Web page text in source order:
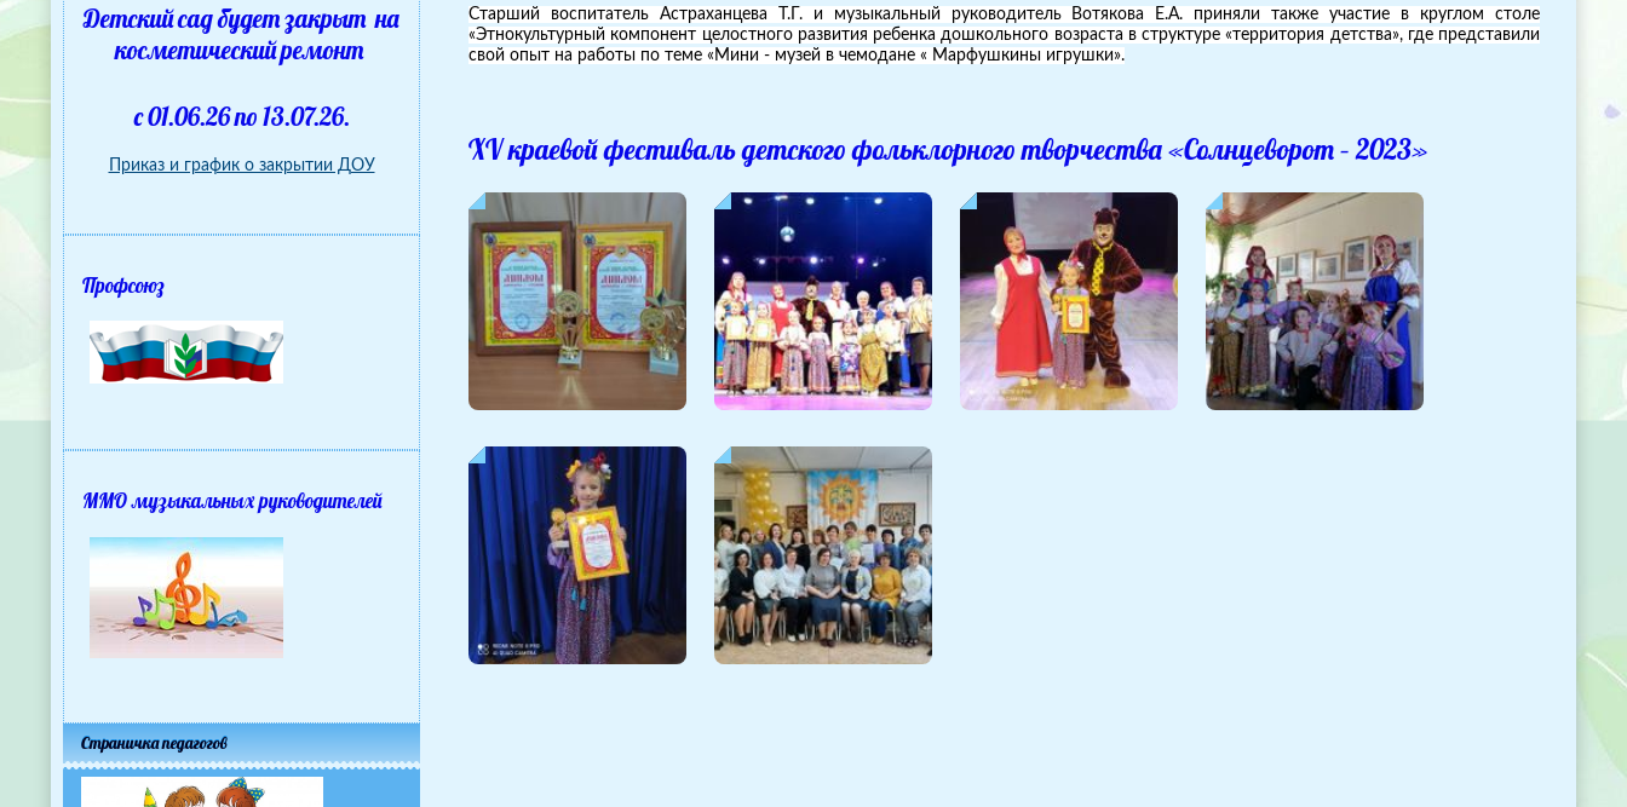
Детский сад будет закрыт на
косметический ремонт
с 01.06.26 по 13.07.26.
Приказ и график о закрытии ДОУ
Профсоюз
ММО музыкальных руководителей
Страничка педагогов
Старший воспитатель Астраханцева Т.Г. и музыкальный руководитель Вотякова Е.А. приняли также участие в круглом столе
«Этнокультурный компонент целостного развития ребенка дошкольного возраста в структуре «территория детства», где представили
свой опыт на работы по теме «Мини - музей в чемодане « Марфушкины игрушки».
XV краевой фестиваль детского фольклорного творчества «Солнцеворот – 2023»